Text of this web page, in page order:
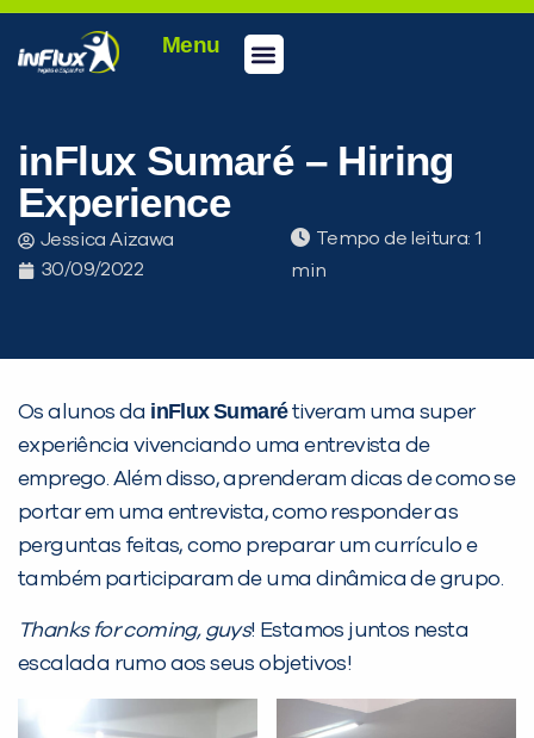
Menu
inFlux Sumaré – Hiring
Experience
Jessica Aizawa
30/09/2022
Tempo de leitura:
Os alunos da inFluxSumarétiveram uma super
experiência vivenciando uma entrevista de
emprego. Além disso, aprenderam dicas de como se
portar em uma entrevista, como responder as
perguntas feitas, como preparar um currículo e
também participaram de uma dinâmica de grupo.
Thanks for coming, guys! Estamos juntos nesta
escalada rumo aos seus objetivos!
PEÇA UMA DEMONSTRAÇÃO DE MÉTODO
Não encontramos nenhuma unidade
você digitou.